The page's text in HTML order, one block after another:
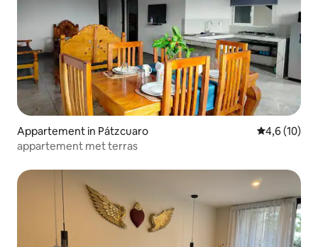
Appartement in Pátzcuaro
4,6 (10)
appartement met terras